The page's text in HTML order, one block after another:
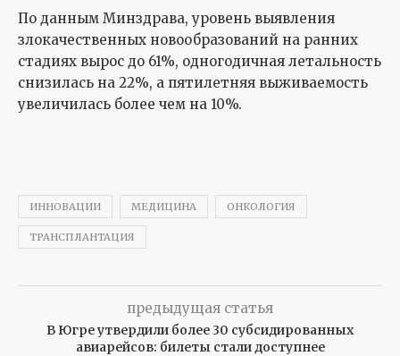
По данным Минздрава, уровень выявления
злокачественных новообразований на ранних
стадиях вырос до 61%, одногодичная летальность
снизилась на 22%, а пятилетняя выживаемость
увеличилась более чем на 10%.
ИННОВАЦИИ МЕДИЦИНА ОНКОЛОГИЯ
ТРАНСПЛАНТАЦИЯ
предыдущая статья
В Югре утвердили более 30 субсидированных
авиарейсов: билеты стали доступнее